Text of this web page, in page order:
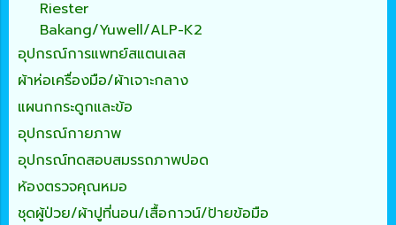
Riester
Bakang/Yuwell/ALP-K2
อุปกรณ์การแพทย์สแตนเลส
ผ้าห่อเครื่องมือ/ผ้าเจาะกลาง
แผนกกระดูกและข้อ
อุปกรณ์กายภาพ
อุปกรณ์ทดสอบสมรรถภาพปอด
ห้องตรวจคุณหมอ
ชุดผู้ป่วย/ผ้าปูที่นอน/เสื้อกาวน์/ป้ายข้อมือ